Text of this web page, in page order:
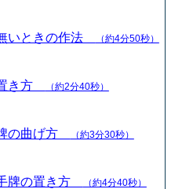
いときの作法 （約4分50秒）
き方 （約2分40秒）
の曲げ方 （約3分30秒）
牌の置き方 （約4分40秒）